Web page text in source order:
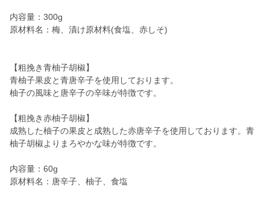
内容量：300g
原材料名：梅、漬け原材料(食塩、赤しそ)
【粗挽き青柚子胡椒】
青柚子果皮と青唐辛子を使用しております。
柚子の風味と唐辛子の辛味が特徴です。
【粗挽き赤柚子胡椒】
成熟した柚子の果皮と成熟した赤唐辛子を使用しております。青
柚子胡椒よりまろやかな味が特徴です。
内容量：60g
原材料名：唐辛子、柚子、食塩